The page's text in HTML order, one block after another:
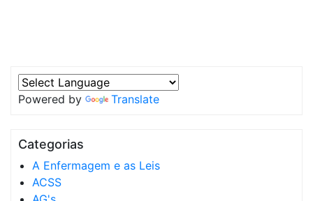
Powered by Translate
Categorias
A Enfermagem e as Leis
ACSS